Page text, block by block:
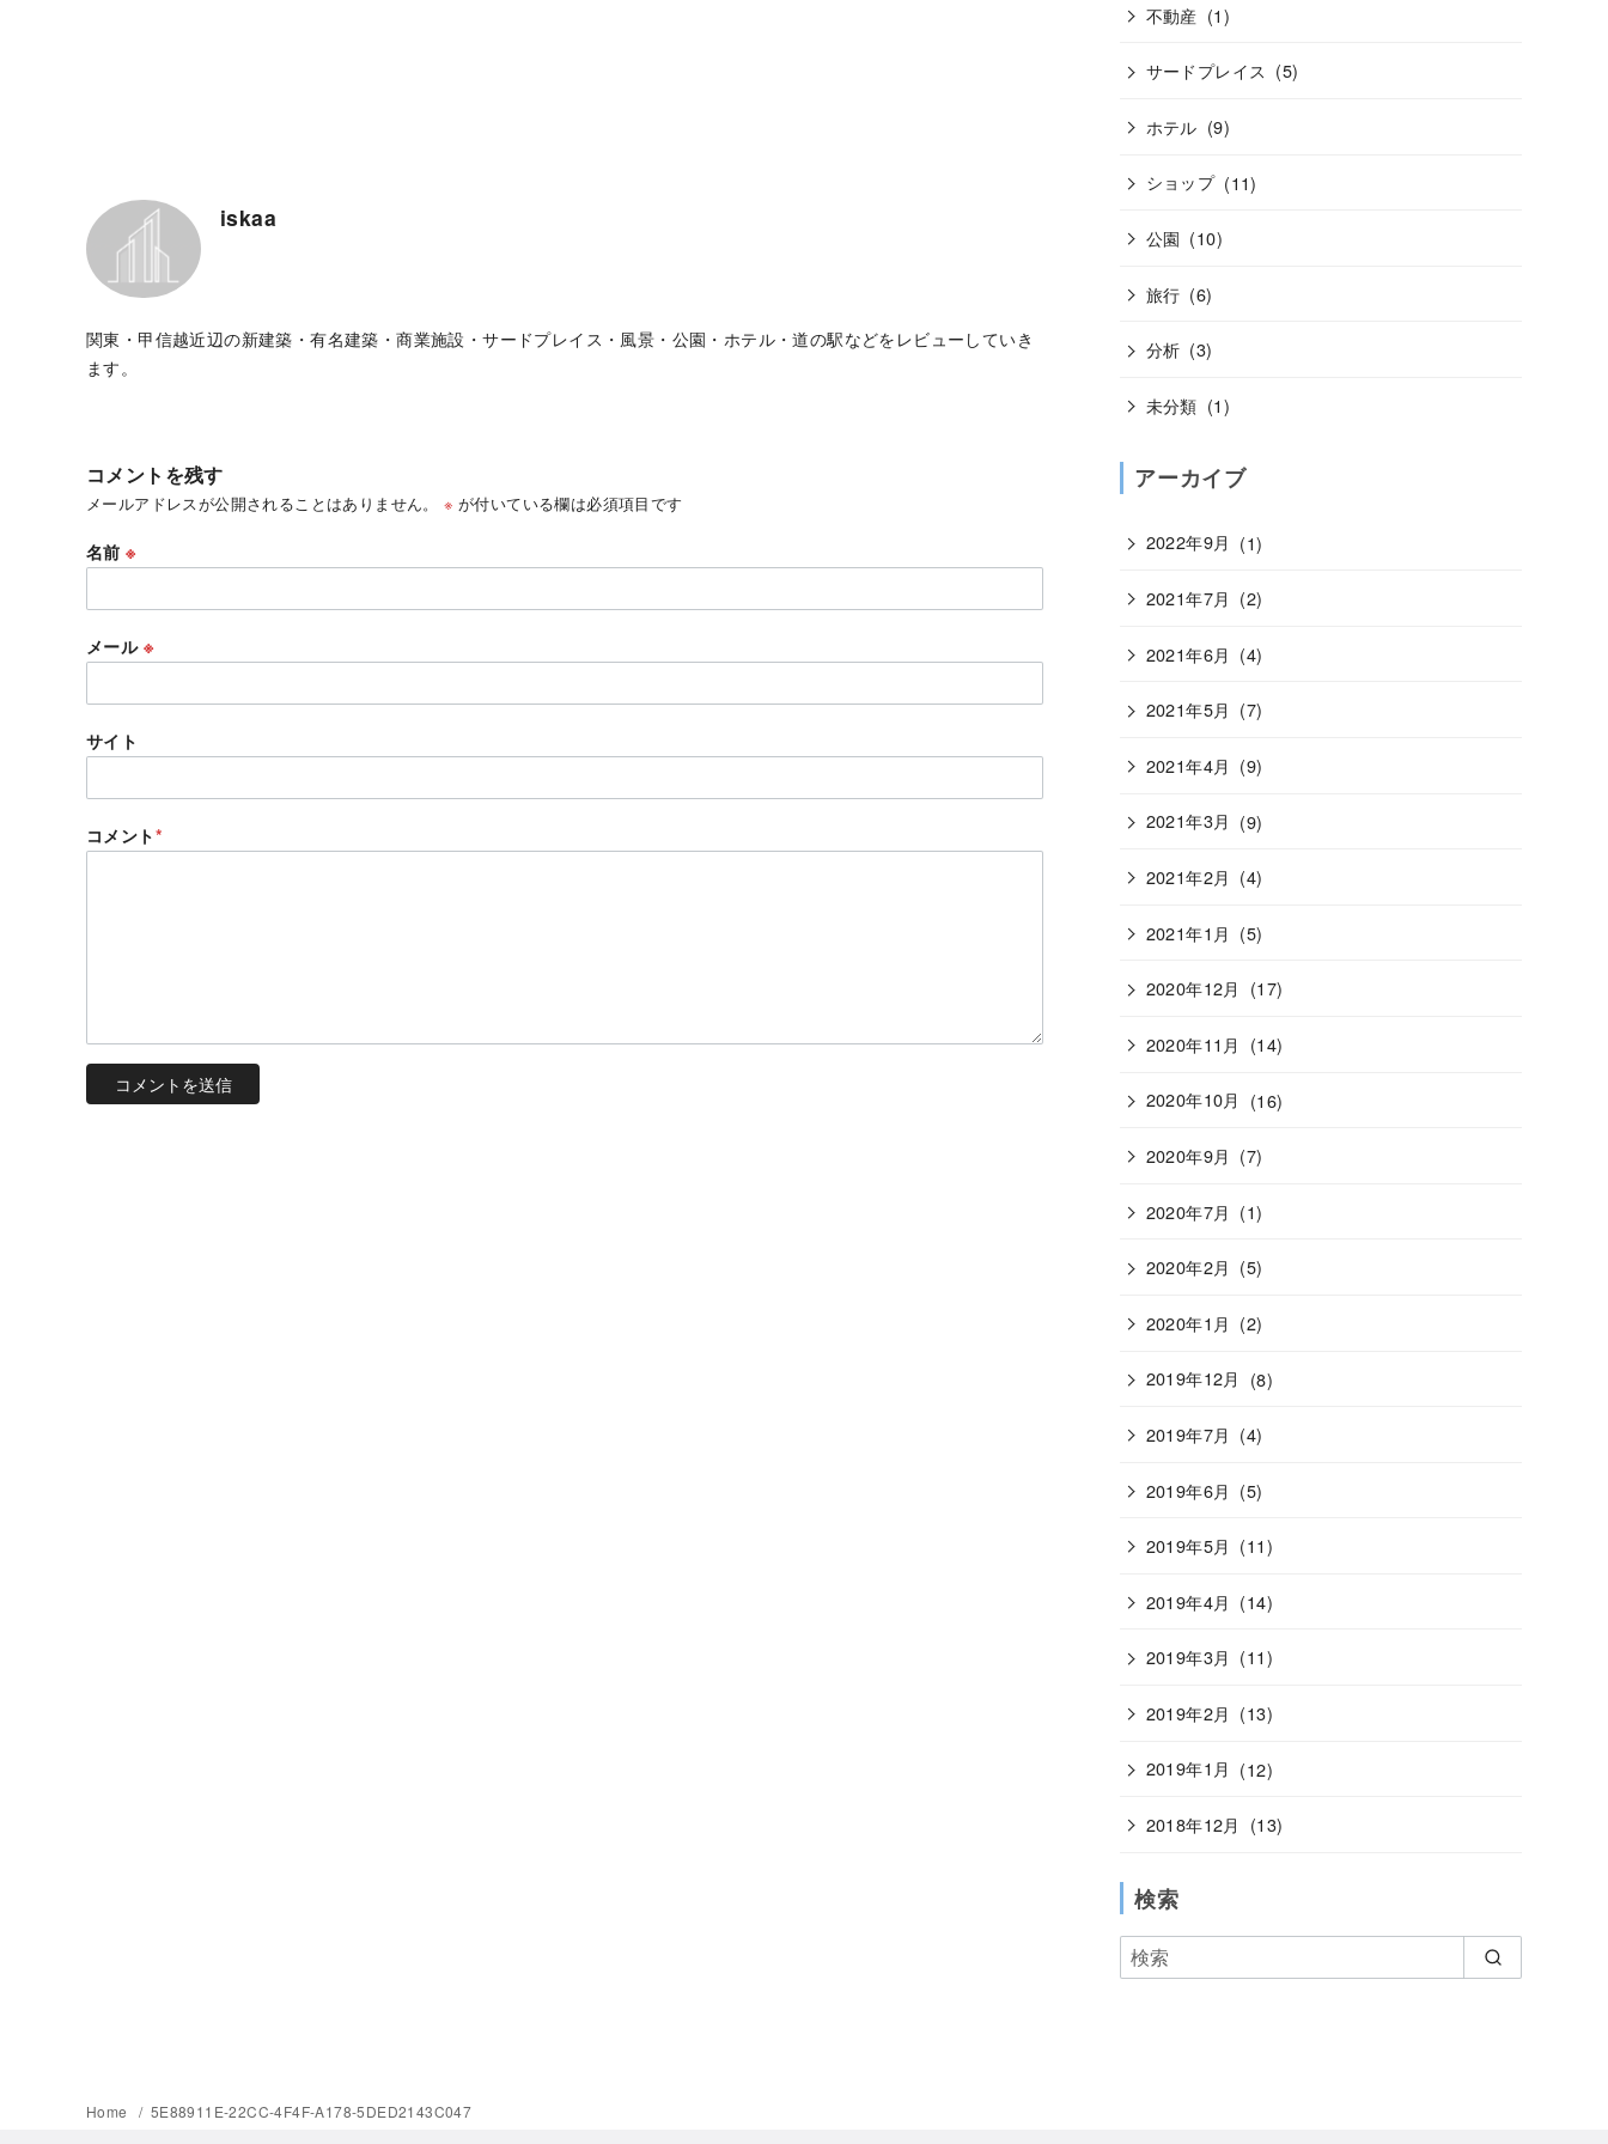
iskaa
関東・甲信越近辺の新建築・有名建築・商業施設・サードプレイス・風景・公園・ホテル・道の駅などをレビューしていき
ます。
コメントを残す
メールアドレスが公開されることはありません。 ※ が付いている欄は必須項目です
名前※
メール ※
サイト
コメント*
不動産 (1)
サードプレイス (5)
ホテル (9)
ショップ (11)
公園 (10)
旅行 (6)
分析 (3)
未分類 (1)
アーカイブ
2022年9月 (1)
2021年7月 (2)
2021年6月 (4)
2021年5月 (7)
2021年4月 (9)
2021年3月 (9)
2021年2月 (4)
2021年1月 (5)
2020年12月 (17)
2020年11月 (14)
2020年10月 (16)
2020年9月 (7)
2020年7月 (1)
2020年2月 (5)
2020年1月 (2)
2019年12月 (8)
2019年7月 (4)
2019年6月 (5)
2019年5月 (11)
2019年4月 (14)
2019年3月 (11)
2019年2月 (13)
2019年1月 (12)
2018年12月 (13)
検索
Home 5E88911E-22CC-4F4F-A178-5DED2143C047